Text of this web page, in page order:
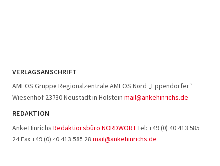
VERLAGSANSCHRIFT
AMEOS Gruppe Regionalzentrale AMEOS Nord „Eppendorfer“
Wiesenhof 23730 Neustadt in Holstein mail@ankehinrichs.de
REDAKTION
Anke Hinrichs Redaktionsbüro NORDWORTTel: +49 (0) 40 413 585
24 Fax +49 (0) 40 413 585 28 mail@ankehinrichs.de